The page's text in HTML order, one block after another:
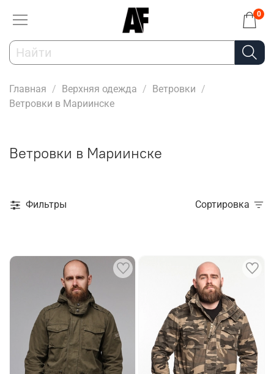
0
Главная Верхняя одежда
Ветровки
Ветровки в Мариинске
Ветровки в Мариинске
Фильтры Сортировка